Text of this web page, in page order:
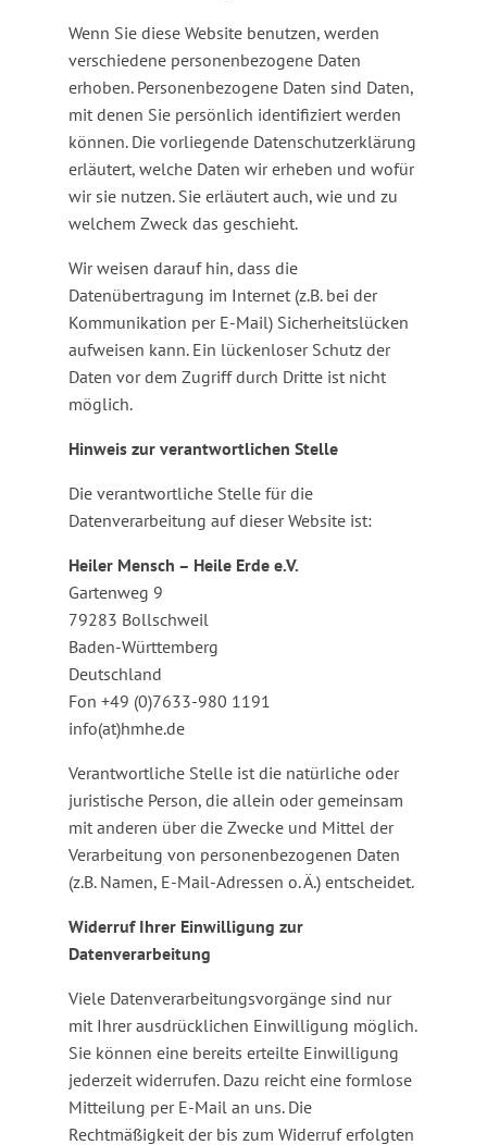
Wenn Sie diese Website benutzen, werden
verschiedene personenbezogene Daten
erhoben. Personenbezogene Daten sind Daten,
mit denen Sie persönlich identifiziert werden
können. Die vorliegende Datenschutzerklärung
erläutert, welche Daten wir erheben und wofür
wir sie nutzen. Sie erläutert auch, wie und zu
welchem Zweck das geschieht.
Wir weisen darauf hin, dass die
Datenübertragung im Internet (z.B. bei der
Kommunikation per E-Mail) Sicherheitslücken
aufweisen kann. Ein lückenloser Schutz der
Daten vor dem Zugriff durch Dritte ist nicht
möglich.
Hinweis zur verantwortlichen Stelle
Die verantwortliche Stelle für die
Datenverarbeitung auf dieser Website ist:
Heiler Mensch – Heile Erde e.V.
Gartenweg 9
79283 Bollschweil
Baden-Württemberg
Deutschland
Fon +49 (0)7633-980 1191
info(at)hmhe.de
Verantwortliche Stelle ist die natürliche oder
juristische Person, die allein oder gemeinsam
mit anderen über die Zwecke und Mittel der
Verarbeitung von personenbezogenen Daten
(z.B. Namen, E-Mail-Adressen o. Ä.) entscheidet.
Widerruf Ihrer Einwilligung zur
Datenverarbeitung
Viele Datenverarbeitungsvorgänge sind nur
mit Ihrer ausdrücklichen Einwilligung möglich.
Sie können eine bereits erteilte Einwilligung
jederzeit widerrufen. Dazu reicht eine formlose
Mitteilung per E-Mail an uns. Die
Rechtmäßigkeit der bis zum Widerruf erfolgten